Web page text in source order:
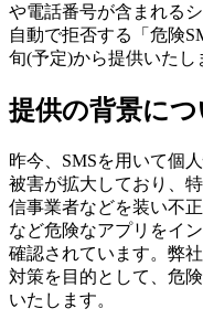
や電話番号が含まれる
自動で拒否する「危険
旬(予定)から提供いたし
提供の背景につ
昨今、SMSを用いて個
被害が拡大しており、
信事業者などを装い不
など危険なアプリをイ
確認されています。弊
対策を目的として、危
いたします。